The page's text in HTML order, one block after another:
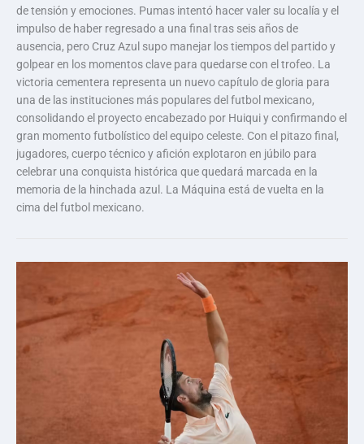
de tensión y emociones. Pumas intentó hacer valer su localía y el
impulso de haber regresado a una final tras seis años de
ausencia, pero Cruz Azul supo manejar los tiempos del partido y
golpear en los momentos clave para quedarse con el trofeo. La
victoria cementera representa un nuevo capítulo de gloria para
una de las instituciones más populares del futbol mexicano,
consolidando el proyecto encabezado por Huiqui y confirmando el
gran momento futbolístico del equipo celeste. Con el pitazo final,
jugadores, cuerpo técnico y afición explotaron en júbilo para
celebrar una conquista histórica que quedará marcada en la
memoria de la hinchada azul. La Máquina está de vuelta en la
cima del futbol mexicano.